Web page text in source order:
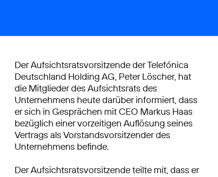
Der Aufsichtsratsvorsitzende der Telefónica
Deutschland Holding AG, Peter Löscher, hat
die Mitglieder des Aufsichtsrats des
Unternehmens heute darüber informiert, dass
er sich in Gesprächen mit CEO Markus Haas
bezüglich einer vorzeitigen Auflösung seines
Vertrags als Vorstandsvorsitzender des
Unternehmens befinde.
Der Aufsichtsratsvorsitzende teilte mit, dass er